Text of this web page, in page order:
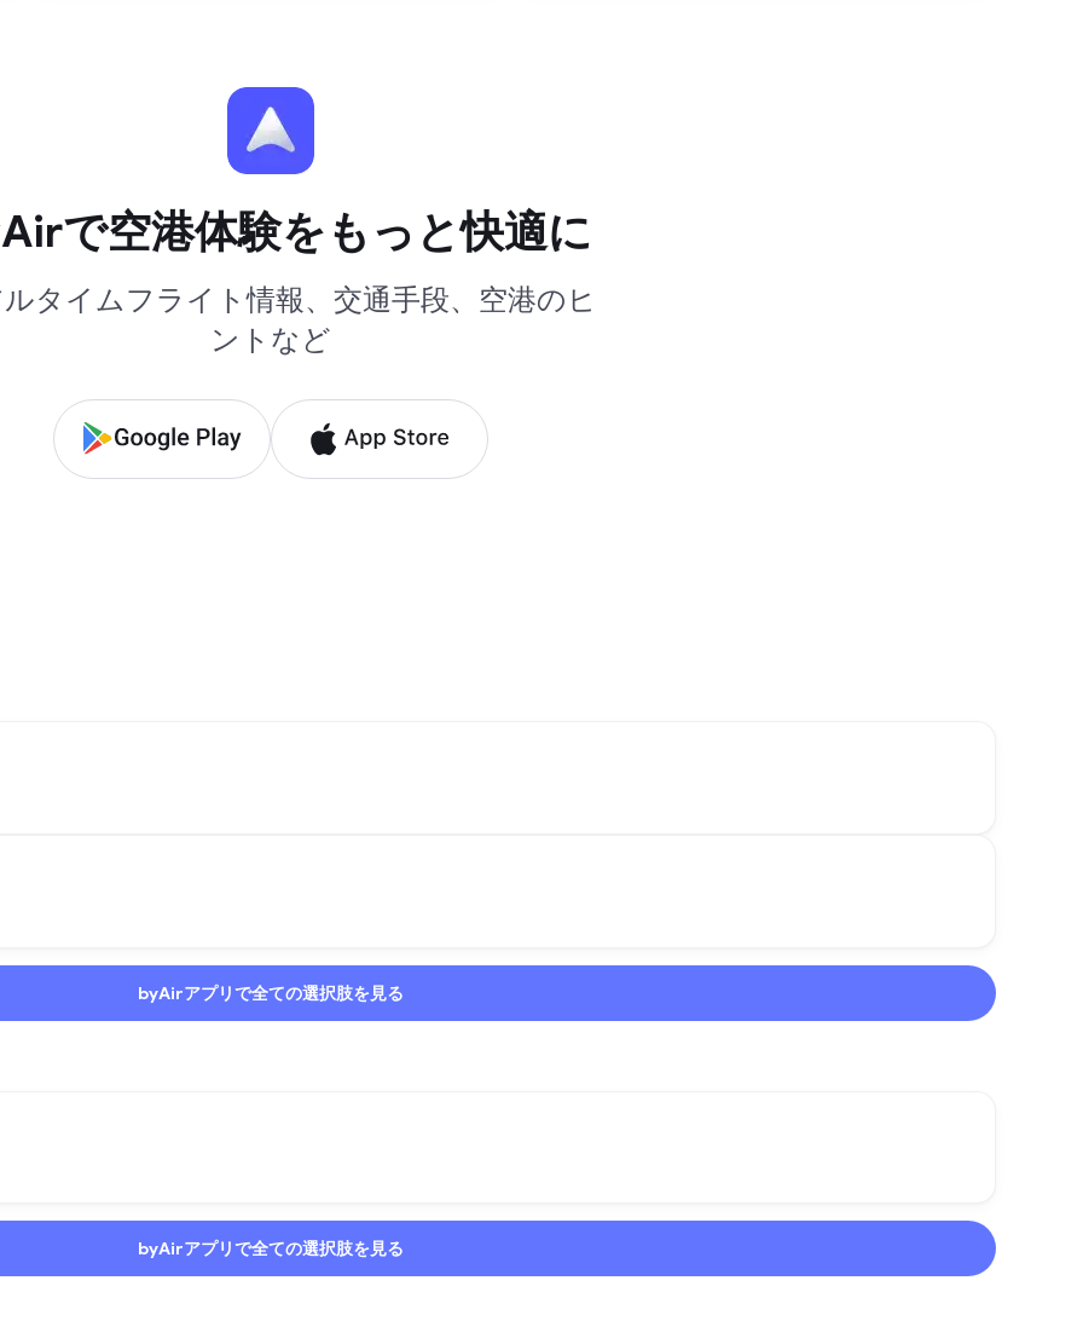
で空港体験をもっと快適に
タイムフライト情報、交通手段、空港のヒ
ントなど
byAirアプリで全ての選択肢を見る
byAirアプリで全ての選択肢を見る